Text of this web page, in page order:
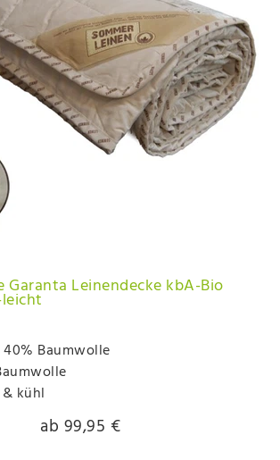
Garanta Leinendecke kbA-Bio
Baumwolle
kühl
ab 99,95 €